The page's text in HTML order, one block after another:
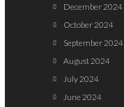
December 2024
October 2024
September 2024
August 2024
July 2024
June 2024